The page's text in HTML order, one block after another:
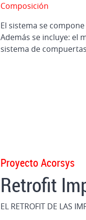
Composición
El sistema se
Además se incluye: el
sistema de
Proyecto Acorsys
Retrofit
EL RETROFIT DE LAS